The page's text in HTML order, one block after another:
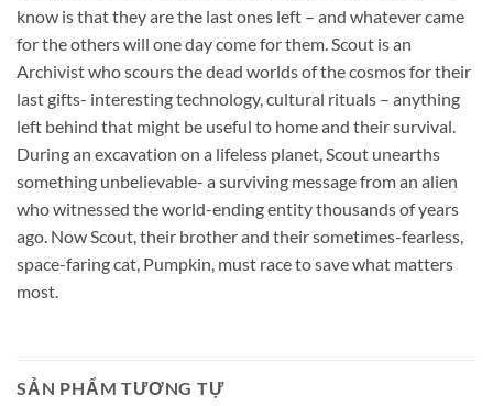
know is that they are the last ones left – and whatever came
for the others will one day come for them. Scout is an
Archivist who scours the dead worlds of the cosmos for their
last gifts- interesting technology, cultural rituals – anything
left behind that might be useful to home and their survival.
During an excavation on a lifeless planet, Scout unearths
something unbelievable- a surviving message from an alien
who witnessed the world-ending entity thousands of years
ago. Now Scout, their brother and their sometimes-fearless,
space-faring cat, Pumpkin, must race to save what matters
most.
SẢN PHẨM TƯƠNG TỰ